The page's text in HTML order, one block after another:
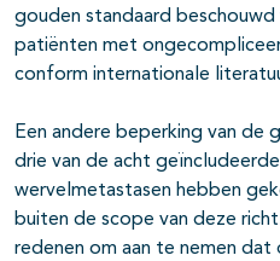
gouden standaard
patiënten met
conform internationale
Een andere beperking van de
drie van de acht
wervelmetastasen hebben
buiten de scope van deze
redenen om aan te nemen dat